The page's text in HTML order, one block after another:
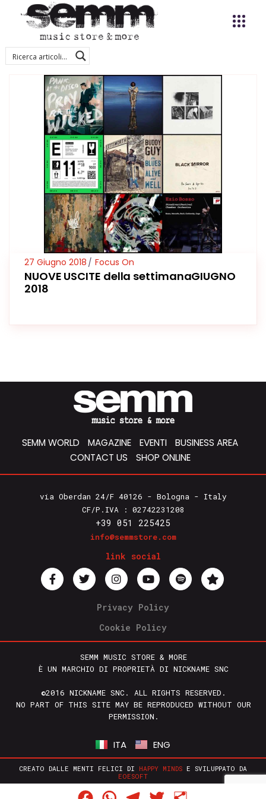
27 Giugno 2018 Focus On
NUOVE USCITE della settimanaGIUGNO
2018
SEMM WORLD MAGAZINE EVENTI
BUSINESS AREA
CONTACT US
SHOP ONLINE
via Oberdan 24/F 40126 - Bologna - Italy
CF/P.IVA : 02742231208
+39 051 225425
info@semmstore.com
link social
Privacy Policy
Cookie Policy
SEMM MUSIC STORE & MORE
È UN MARCHIO DI PROPRIETÀ DI NICKNAME SNC
©2016 NICKNAME SNC. ALL RIGHTS RESERVED.
NO PART OF THIS SITE MAY BE REPRODUCED WITHOUT OUR
PERMISSION.
ITA ENG
CREATO DALLE MENTI FELICI DI HAPPY MINDS E SVILUPPATO DA
EOESOFT
FacebookWhatsAppTelegram
Twitter